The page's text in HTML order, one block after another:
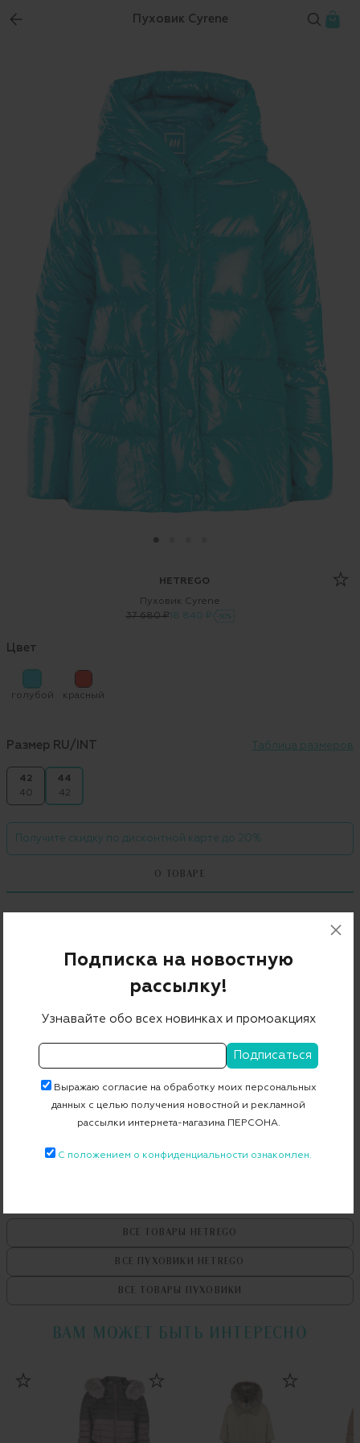
Пуховик Cyrene
HETREGO
Пуховик Cyrene
37 680 ₽ 18 840 ₽ -50%
Цвет
голубой красный
Размер RU/INT Таблица размеров
42
40
44
42
Получите скидку по дисконтной карте до 20%
О ТОВАРЕ
Бесплатная примерка в пункте выдачи
ВСЕ ТОВАРЫ HETREGO
ВСЕ ПУХОВИКИ HETREGO
ВСЕ ТОВАРЫ ПУХОВИКИ
ВАМ МОЖЕТ БЫТЬ ИНТЕРЕСНО
Подписка на новостную
рассылку!
Узнавайте обо всех новинках и промоакциях
Выражаю согласие на обработку моих персональных
данных с целью получения новостной и рекламной
рассылки интернета-магазина ПЕРСОНА.
С положением о конфиденциальности ознакомлен.